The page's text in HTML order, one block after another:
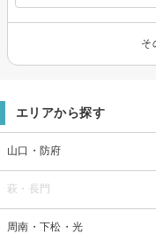
そ
エリアから探す
山口・防府
萩・長門
周南・下松・光